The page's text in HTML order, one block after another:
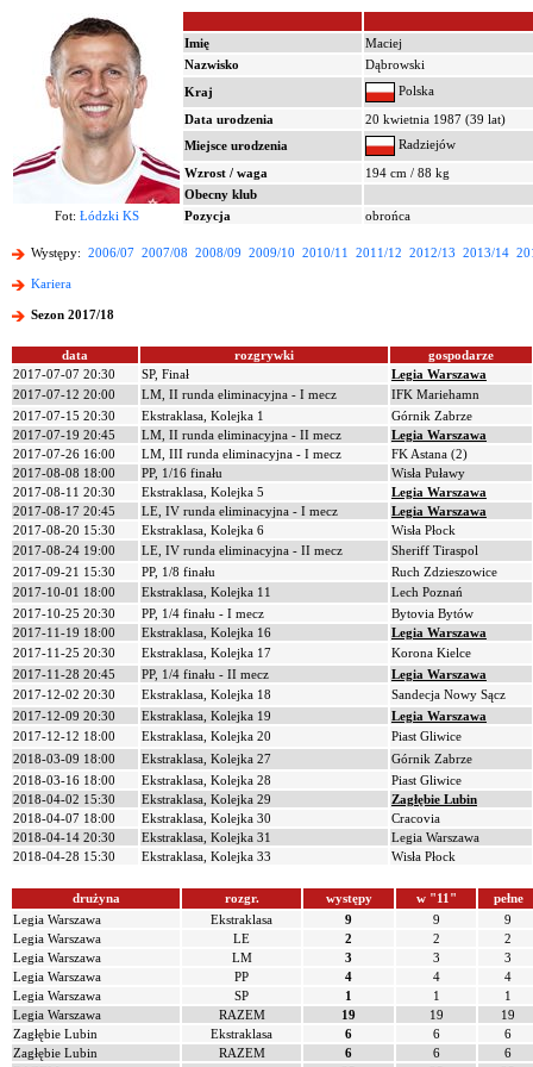
Imię
Maciej
Nazwisko
Dąbrowski
Kraj
Polska
Data urodzenia
20 kwietnia 1987 (39 lat)
Miejsce urodzenia
Radziejów
Wzrost / waga
194 cm / 88 kg
Obecny klub
Fot: Łódzki KS Pozycja obrońca
Występy: 2006/07 2007/08 2008/09 2009/10 2010/11 2011/12 2012/13 2013/14
Kariera
Sezon 2017/18
data rozgrywki
gospodarze
2017-07-07 20:30
SP, Finał
Legia Warszawa
2017-07-12 20:00
LM, II runda eliminacyjna - I mecz
IFK Mariehamn
2017-07-15 20:30
Ekstraklasa, Kolejka 1
Górnik Zabrze
2017-07-19 20:45
LM, II runda eliminacyjna - II mecz
Legia Warszawa
2017-07-26 16:00
LM, III runda eliminacyjna - I mecz
FK Astana (2)
2017-08-08 18:00
PP, 1/16 finału
Wisła Puławy
2017-08-11 20:30
Ekstraklasa, Kolejka 5
Legia Warszawa
2017-08-17 20:45
LE, IV runda eliminacyjna - I mecz
Legia Warszawa
2017-08-20 15:30
Ekstraklasa, Kolejka 6
Wisła Płock
2017-08-24 19:00
LE, IV runda eliminacyjna - II mecz
Sheriff Tiraspol
2017-09-21 15:30
PP, 1/8 finału
Ruch Zdzieszowice
2017-10-01 18:00
Ekstraklasa, Kolejka 11
Lech Poznań
2017-10-25 20:30
PP, 1/4 finału - I mecz
Bytovia Bytów
2017-11-19 18:00
Ekstraklasa, Kolejka 16
Legia Warszawa
2017-11-25 20:30
Ekstraklasa, Kolejka 17
Korona Kielce
2017-11-28 20:45
PP, 1/4 finału - II mecz
Legia Warszawa
2017-12-02 20:30
Ekstraklasa, Kolejka 18
Sandecja Nowy Sącz
2017-12-09 20:30
Ekstraklasa, Kolejka 19
Legia Warszawa
2017-12-12 18:00
Ekstraklasa, Kolejka 20
Piast Gliwice
2018-03-09 18:00
Ekstraklasa, Kolejka 27
Górnik Zabrze
2018-03-16 18:00
Ekstraklasa, Kolejka 28
Piast Gliwice
2018-04-02 15:30
Ekstraklasa, Kolejka 29
Zagłębie Lubin
2018-04-07 18:00
Ekstraklasa, Kolejka 30
Cracovia
2018-04-14 20:30
Ekstraklasa, Kolejka 31
Legia Warszawa
2018-04-28 15:30
Ekstraklasa, Kolejka 33 Wisła Płock
drużyna rozgr. występy w "11"
pełne
Legia Warszawa
Ekstraklasa 9 9
9
Legia Warszawa
LE 2 2
2
Legia Warszawa
LM 3 3
3
Legia Warszawa
PP 4 4
4
Legia Warszawa
SP 1 1
1
Legia Warszawa
RAZEM 19 19
19
Zagłębie Lubin
Ekstraklasa 6 6
6
Zagłębie Lubin
RAZEM 6 6
6